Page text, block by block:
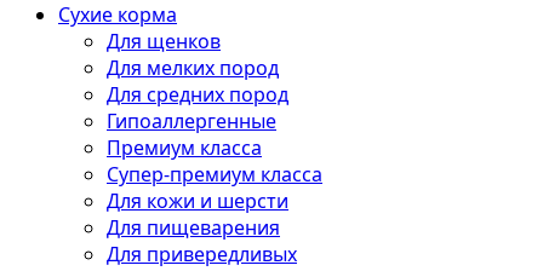
Сухие корма
Для щенков
Для мелких пород
Для средних пород
Гипоаллергенные
Премиум класса
Супер-премиум класса
Для кожи и шерсти
Для пищеварения
Для привередливых